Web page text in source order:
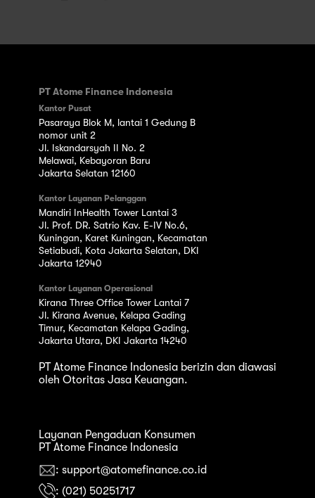
PT Atome Finance Indonesia
Kantor Pusat
Pasaraya Blok M, lantai 1 Gedung B
nomor unit 2
Jl. Iskandarsyah II No. 2
Melawai, Kebayoran Baru
Jakarta Selatan 12160
Kantor Layanan Pelanggan
Mandiri InHealth Tower Lantai 3
Jl. Prof. DR. Satrio Kav. E-IV No.6,
Kuningan, Karet Kuningan, Kecamatan
Setiabudi, Kota Jakarta Selatan, DKI
Jakarta 12940
Kantor Layanan Operasional
Kirana Three Office Tower Lantai 7
Jl. Kirana Avenue, Kelapa Gading
Timur, Kecamatan Kelapa Gading,
Jakarta Utara, DKI Jakarta 14240
PT Atome Finance Indonesia berizin dan diawasi
oleh Otoritas Jasa Keuangan.
Layanan Pengaduan Konsumen
PT Atome Finance Indonesia
: support@atomefinance.co.id
: (021) 50251717